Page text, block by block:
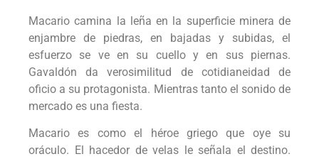
Macario camina la leña en la superficie minera de
enjambre de piedras, en bajadas y subidas, el
esfuerzo se ve en su cuello y en sus piernas.
Gavaldón da verosimilitud de cotidianeidad de
oficio a su protagonista. Mientras tanto el sonido de
mercado es una fiesta.
Macario es como el héroe griego que oye su
oráculo. El hacedor de velas le señala el destino.